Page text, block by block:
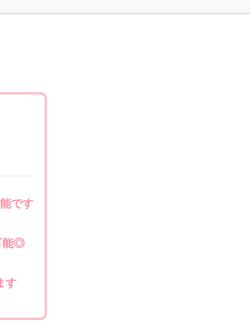
です
能◎
す